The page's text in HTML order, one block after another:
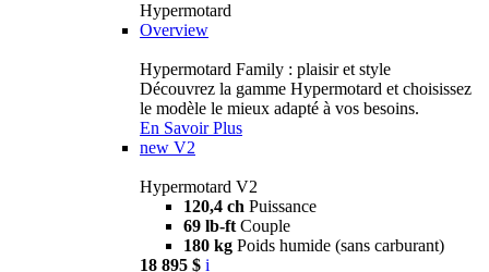
Hypermotard
Overview
Hypermotard Family : plaisir et style
Découvrez la gamme Hypermotard et choisissez
le modèle le mieux adapté à vos besoins.
En Savoir Plus
new V2
Hypermotard V2
120,4 ch Puissance
69 lb-ft Couple
180 kg Poids humide (sans carburant)
18 895 $ i